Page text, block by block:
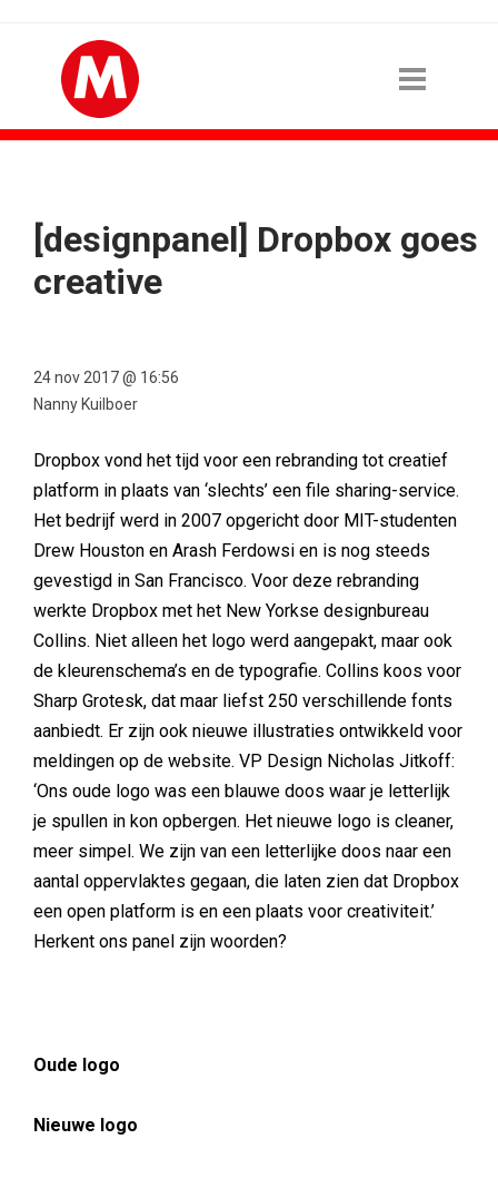
[designpanel] Dropbox goes
creative
24 nov 2017 @ 16:56
Nanny Kuilboer
Dropbox vond het tijd voor een rebranding tot creatief
platform in plaats van ‘slechts’ een file sharing-service.
Het bedrijf werd in 2007 opgericht door MIT-studenten
Drew Houston en Arash Ferdowsi en is nog steeds
gevestigd in San Francisco. Voor deze rebranding
werkte Dropbox met het New Yorkse designbureau
Collins. Niet alleen het logo werd aangepakt, maar ook
de kleurenschema’s en de typografie. Collins koos voor
Sharp Grotesk, dat maar liefst 250 verschillende fonts
aanbiedt. Er zijn ook nieuwe illustraties ontwikkeld voor
meldingen op de website. VP Design Nicholas Jitkoff:
‘Ons oude logo was een blauwe doos waar je letterlijk
je spullen in kon opbergen. Het nieuwe logo is cleaner,
meer simpel. We zijn van een letterlijke doos naar een
aantal oppervlaktes gegaan, die laten zien dat Dropbox
een open platform is en een plaats voor creativiteit.’
Herkent ons panel zijn woorden?
Oude logo
Nieuwe logo